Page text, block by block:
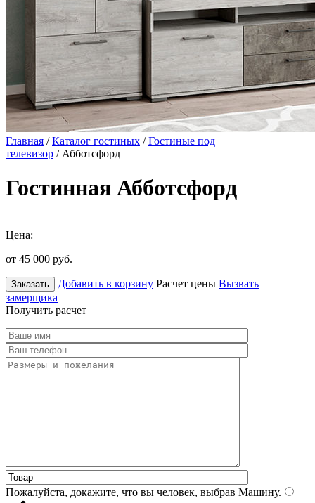
Главная /Каталог гостиных /Гостиные под
телевизор / Абботсфорд
Гостинная Абботсфорд
Цена:
от 45 000 руб.
Заказать Добавить в корзину Расчет цены Вызвать
замерщика
Получить расчет
Пожалуйста, докажите, что вы человек, выбрав Машину.